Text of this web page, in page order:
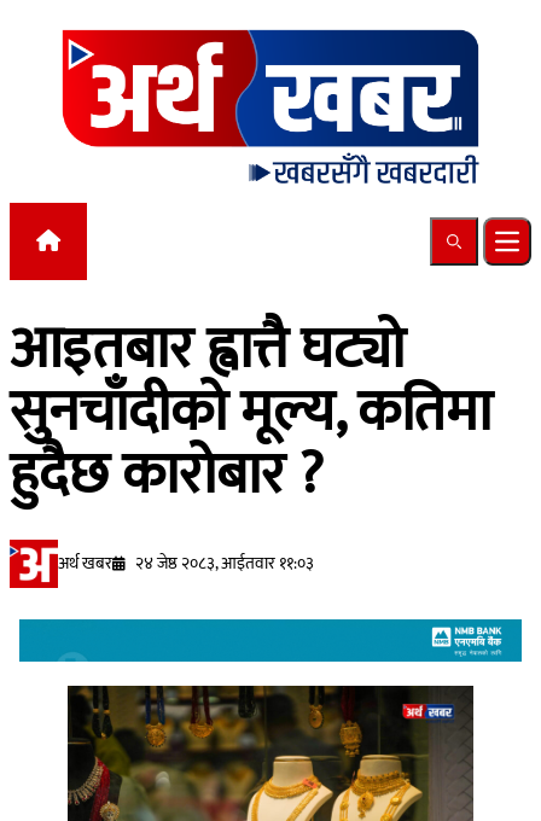
Skip to content
Search
आइतबार ह्वात्तै घट्यो
सुनचाँदीको मूल्य, कतिमा
हुदैछ कारोबार ?
अर्थ खबर २४ जेष्ठ २०८३, आईतवार ११:०३